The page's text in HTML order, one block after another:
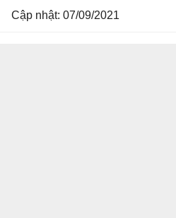
Cập nhật: 07/09/2021